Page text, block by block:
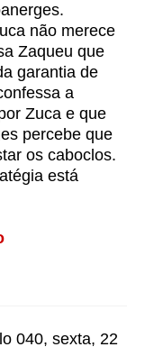
não merece
Zaqueu que
garantia de
a
Zuca e que
percebe que
os caboclos.
está
040, sexta, 22